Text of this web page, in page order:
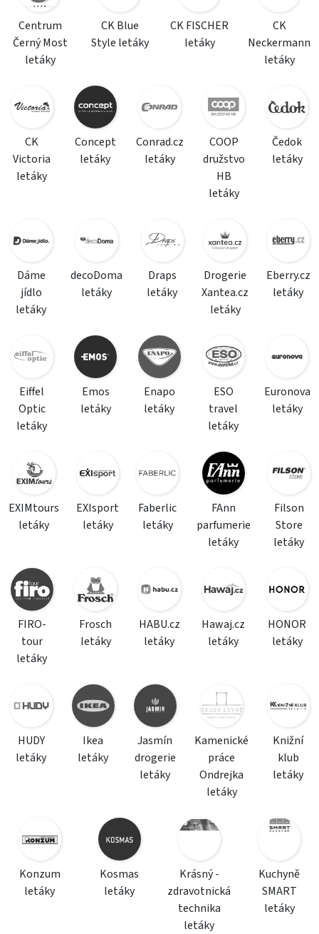
Centrum
Černý Most
letáky
CK Blue
Style letáky
CK FISCHER
letáky
CK
Neckermann
letáky
CK
Victoria
letáky
Concept
letáky
Conrad.cz
letáky
COOP
družstvo
HB
letáky
Čedok
letáky
Dáme
jídlo
letáky
decoDoma
letáky
Draps
letáky
Drogerie
Xantea.cz
letáky
Eberry.cz
letáky
Eiffel
Optic
letáky
Emos
letáky
Enapo
letáky
ESO
travel
letáky
Euronova
letáky
EXIMtours
letáky
EXIsport
letáky
Faberlic
letáky
FAnn
parfumerie
letáky
Filson
Store
letáky
FIRO-
tour
letáky
Frosch
letáky
HABU.cz
letáky
Hawaj.cz
letáky
HONOR
letáky
HUDY
letáky
Ikea
letáky
Jasmín
drogerie
letáky
Kamenické
práce
Ondrejka
letáky
Knižní
klub
letáky
Konzum
letáky
Kosmas
letáky
Krásný -
zdravotnická
technika
letáky
Kuchyně
SMART
letáky